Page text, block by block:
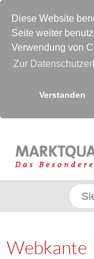
Diese Website
Seite weiter
Verwendung von
Zur
Verstanden
Webkante